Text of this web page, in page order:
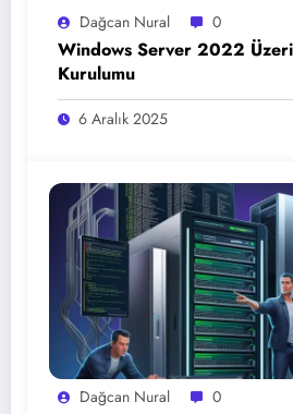
Dağcan Nural 0
Windows Server 2022
Kurulumu
6 Aralık 2025
Dağcan Nural 0